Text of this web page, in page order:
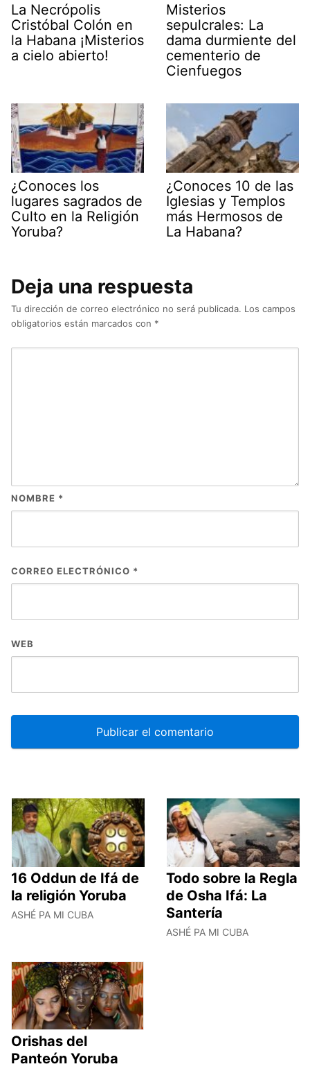
La Necrópolis
Cristóbal Colón en
la Habana ¡Misterios
a cielo abierto!
Misterios
sepulcrales: La
dama durmiente del
cementerio de
Cienfuegos
¿Conoces los
lugares sagrados de
Culto en la Religión
Yoruba?
¿Conoces 10 de las
Iglesias y Templos
más Hermosos de
La Habana?
Deja una respuesta
Tu dirección de correo electrónico no será publicada. Los campos
obligatorios están marcados con *
NOMBRE *
CORREO ELECTRÓNICO *
WEB
16 Oddun de Ifá de
la religión Yoruba
ASHÉ PA MI CUBA
Todo sobre la Regla
de Osha Ifá: La
Santería
ASHÉ PA MI CUBA
Orishas del
Panteón Yoruba